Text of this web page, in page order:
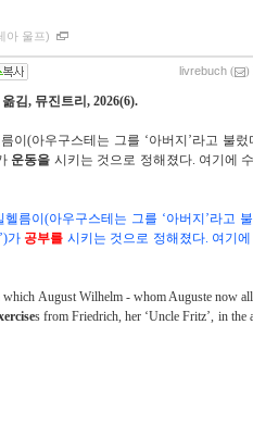
아 울프)
livrebuch ( )
김, 뮤진트리 , 2026(6).
이 (아우구스테는 그를 ‘아버지 ’라고 불렀
운동을 시키는 것으로 정해졌다. 여기에
름이 (아우구스테는 그를 ‘아버지 ’라고
’)가 공부를 시키는 것으로 정해졌다. 여기
which August Wilhelm - whom Auguste now
s from Friedrich, her ‘Uncle Fritz’, in the